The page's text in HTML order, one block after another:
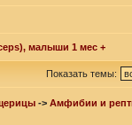
малыши 1 мес +
Показать темы:
-> Амфибии и